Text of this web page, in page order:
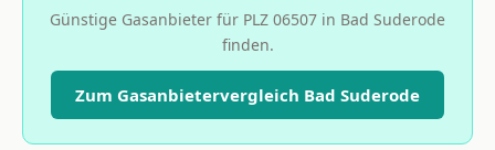
Günstige Gasanbieter für PLZ 06507 in Bad Suderode
finden.
Zum Gasanbietervergleich Bad Suderode